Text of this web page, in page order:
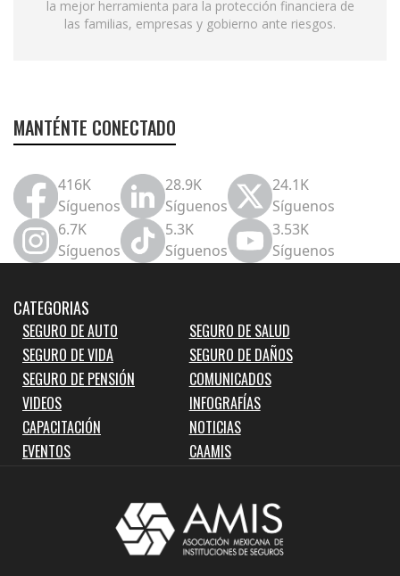
la mejor herramienta para la protección financiera de
las familias, empresas y gobierno ante riesgos.
MANTÉNTE CONECTADO
416K
Síguenos
28.9K
Síguenos
24.1K
Síguenos
6.7K
Síguenos
5.3K
Síguenos
3.53K
Síguenos
CATEGORIAS
SEGURO DE AUTO
SEGURO DE SALUD
SEGURO DE VIDA
SEGURO DE DAÑOS
SEGURO DE PENSIÓN
COMUNICADOS
VIDEOS
INFOGRAFÍAS
CAPACITACIÓN
NOTICIAS
EVENTOS
CAAMIS